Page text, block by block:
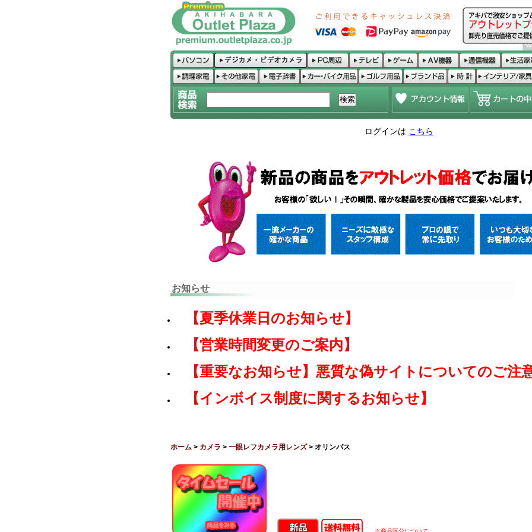
ログインは こちら
お知らせ
【夏季休業日のお知らせ】
【営業時間変更のご案内】
【重要なお知らせ】悪質な偽サイトについてのご注
【インボイス制度に関するお知らせ】
ホーム > カメラ > 一眼レフカメラ用レンズ> オリンパス